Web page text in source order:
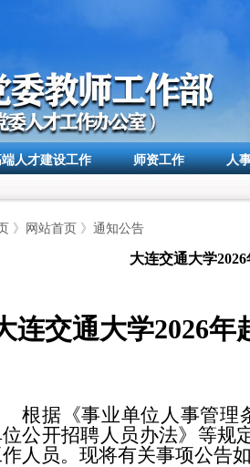
人才建设工作 师资工作 人
》 网站首页 》 通知公告
大连交通大学
连交通大学2026年
根据《事业单位人事管理
公开招聘人员办法》等规
人员。现将有关事项公告如